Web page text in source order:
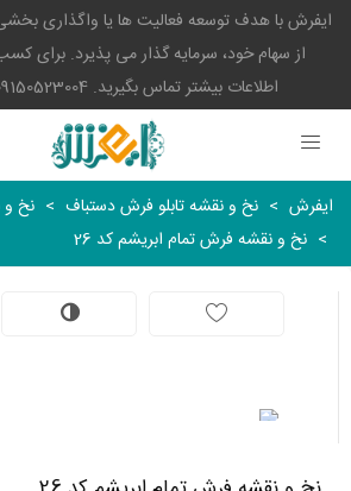
ایفرش با هدف توسعه فعالیت ها یا واگذاری
از سهام خود، سرمایه گذار می پذیرد. برای
اطلاعات بیشتر تماس بگیرید. 09150523004
ایفرش > نخ و نقشه تابلو فرش دستباف > نخ
> نخ و نقشه فرش تمام ابریشم کد 26